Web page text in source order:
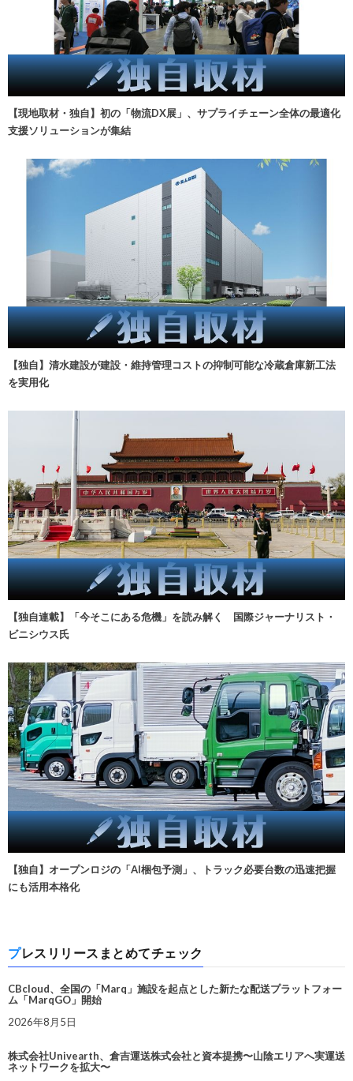
【現地取材・独自】初の「物流DX展」、サプライチェーン全体の最適化
支援ソリューションが集結
【独自】清水建設が建設・維持管理コストの抑制可能な冷蔵倉庫新工法
を実用化
【独自連載】「今そこにある危機」を読み解く 国際ジャーナリスト・
ビニシウス氏
【独自】オープンロジの「AI梱包予測」、トラック必要台数の迅速把握
にも活用本格化
プレスリリースまとめてチェック
CBcloud、全国の「Marq」施設を起点とした新たな配送プラットフォー
ム「MarqGO」開始
2026年8月5日
株式会社Univearth、倉吉運送株式会社と資本提携〜山陰エリアへ実運送
ネットワークを拡大〜